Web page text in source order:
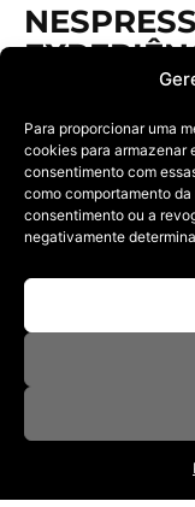
Para proporcionar uma
cookies para armazenar
consentimento com
como comportamento
consentimento ou a
negativamente
COM
PARA O
23/11/2024
Marca aposta nas
chegada de 2025
NOSSAS REVISTAS
NEWSLETTER